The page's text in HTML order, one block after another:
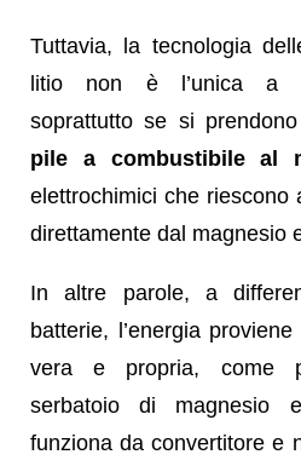
Tuttavia, la tecnologia
litio non è l’unica a
soprattutto se si
pile a combustibile al
elettrochimici che riescono
direttamente dal magnesio
In altre parole, a
batterie, l’energia
vera e propria, come
serbatoio di magnesio
funziona da convertitore e